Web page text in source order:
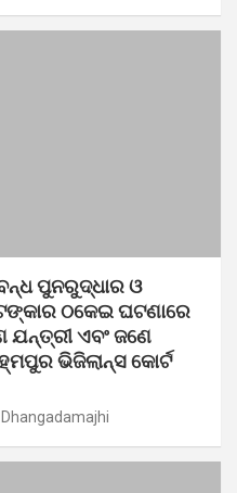
ପୁନରୁଦ୍ଧାର ଓ
ଠକେଇ ଘଟଣାରେ
ଏବଂ ଜଣେ
ଭିଜିଲାନ୍ସ କୋର୍ଟ